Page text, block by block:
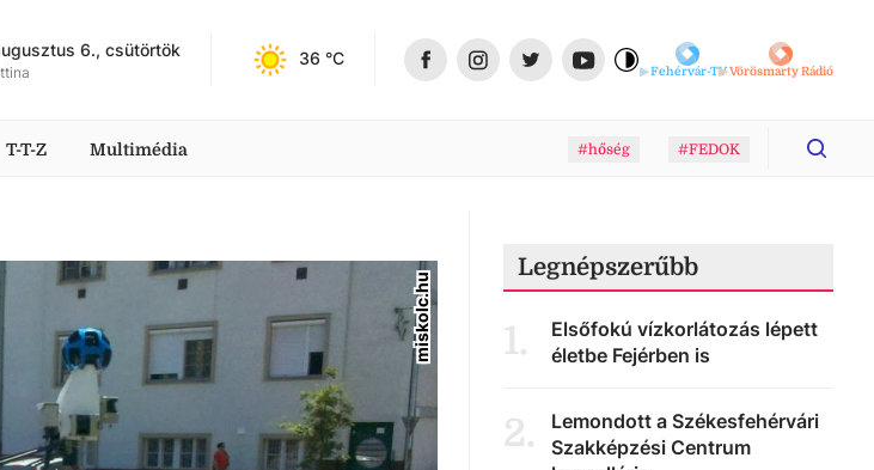
6., csütörtök 36 °C
Fehérvár-TVVörösmarty Rádió
T-T-Z Multimédia #hőség #FEDOK
miskolc.hu
Legnépszerűbb
1.
Elsőfokú vízkorlátozás lépett
életbe Fejérben is
2.
Lemondott a Székesfehérvári
Szakképzési Centrum